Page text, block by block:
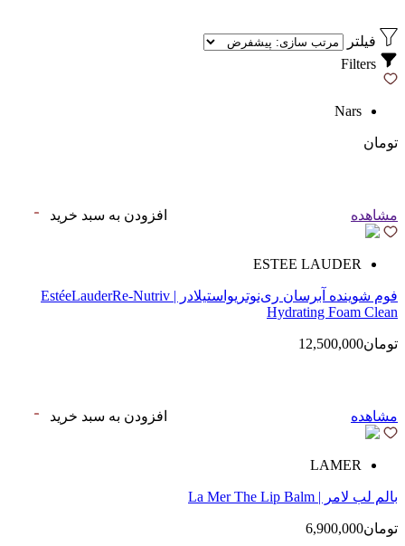
فیلتر
Nars
تومان
مشاهده افزودن به سبد خرید
ESTEE LAUDER
فوم شوینده آبرسان ری‌نوتریواستیلادر | EstéeLauderRe-Nutriv
Hydrating Foam Clean
تومان12,500,000
مشاهده افزودن به سبد خرید
LAMER
بالم لب لامر | La Mer The Lip Balm
تومان6,900,000